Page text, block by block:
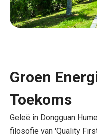
Groen
Toekoms
Geleë in Dongguan
filosofie van 'Quality